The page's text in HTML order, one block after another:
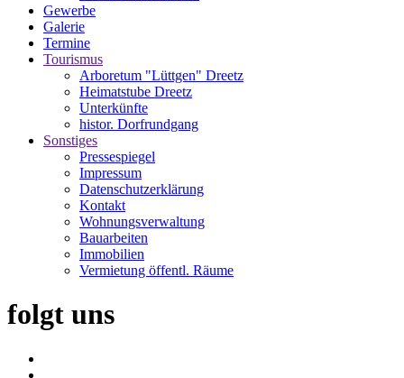
Gewerbe
Galerie
Termine
Tourismus
Arboretum "Lüttgen" Dreetz
Heimatstube Dreetz
Unterkünfte
histor. Dorfrundgang
Sonstiges
Pressespiegel
Impressum
Datenschutzerklärung
Kontakt
Wohnungsverwaltung
Bauarbeiten
Immobilien
Vermietung öffentl. Räume
folgt uns